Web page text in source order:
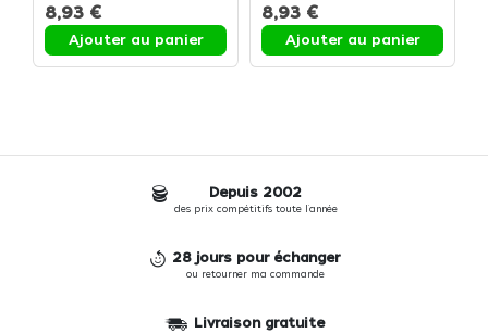
8,93 €
Ajouter au panier
8,93 €
Ajouter au panier
Depuis 2002
des prix compétitifs toute l'année
28 jours pour échanger
ou retourner ma commande
Livraison gratuite